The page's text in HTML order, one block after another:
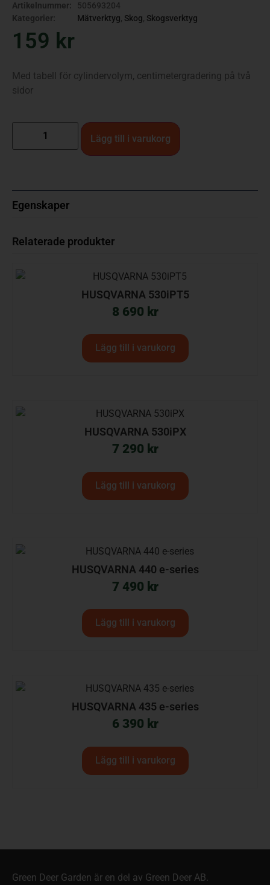
Artikelnummer:
505693204
Kategorier:
Mätverktyg, Skog, Skogsverktyg
159 kr
Med tabell för cylindervolym, centimetergradering på två
sidor
Lägg till i varukorg
Egenskaper
Relaterade produkter
HUSQVARNA 530iPT5
8 690 kr
Lägg till i varukorg
HUSQVARNA 530iPX
7 290 kr
Lägg till i varukorg
HUSQVARNA 440 e-series
7 490 kr
Lägg till i varukorg
HUSQVARNA 435 e-series
6 390 kr
Lägg till i varukorg
Green Deer Garden är en del av Green Deer AB.